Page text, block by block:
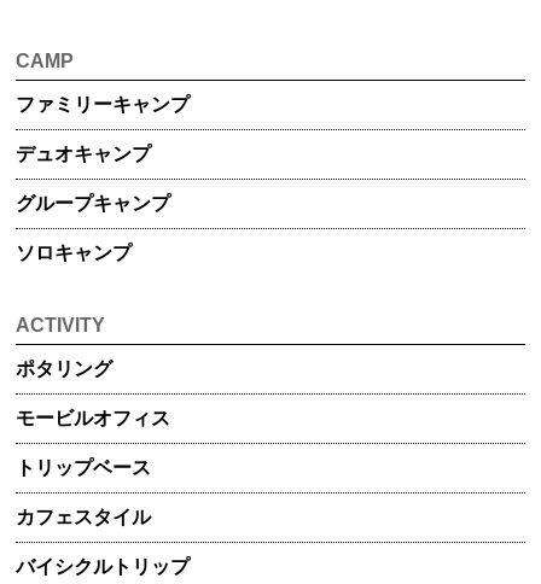
CAMP
ファミリーキャンプ
デュオキャンプ
グループキャンプ
ソロキャンプ
ACTIVITY
ポタリング
モービルオフィス
トリップベース
カフェスタイル
バイシクルトリップ